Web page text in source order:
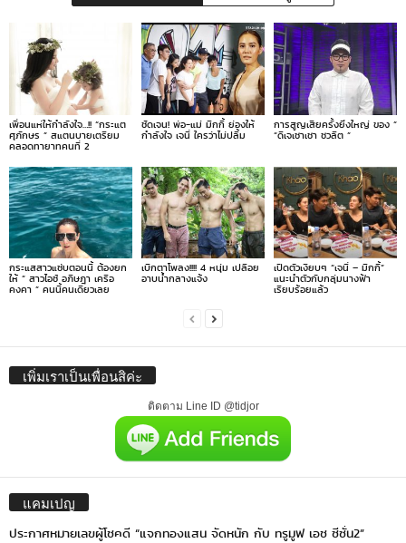
เพื่อนแห่ให้กำลังใจ…!! “กระแต
ศุภักษร ” สแตนบายเตรียม
คลอดทายาทคนที่ 2
ชัดเจน! พ่อ-แม่ มิกกี้ ย่องให้
กำลังใจ เจนี่ ใครว่าไม่ปลื้ม
การสูญเสียครั้งยิ่งใหญ่ ของ ”
“ดีเจเชาเชา ชวลิต ”
กระแสสาวแซ่บตอนนี้ ต้องยก
ให้ ” สาวไอซ์ อภิษฎา เครือ
คงคา ” คนนี้คนเดียวเลย
เบิกตาโพลง!!!! 4 หนุ่ม เปลือย
อาบน้ำกลางแจ้ง
เปิดตัวเงียบๆ “เจนี่ – มิกกี้”
แนะนำตัวกับกลุ่มนางฟ้า
เรียบร้อยแล้ว
เพิ่มเราเป็นเพื่อนสิค่ะ
ติดตาม Line ID @tidjor
แคมเปญ
ประกาศหมายเลขผู้โชคดี “แจกทองแสน จัดหนัก กับ ทรูมูฟ เอช ซีซั่น2”